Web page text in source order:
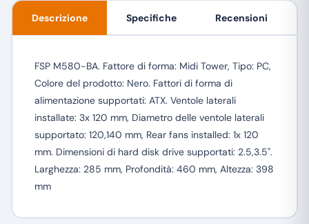
Descrizione Specifiche Recensioni
FSP M580-BA. Fattore di forma: Midi Tower, Tipo: PC,
Colore del prodotto: Nero. Fattori di forma di
alimentazione supportati: ATX. Ventole laterali
installate: 3x 120 mm, Diametro delle ventole laterali
supportato: 120,140 mm, Rear fans installed: 1x 120
mm. Dimensioni di hard disk drive supportati: 2.5,3.5".
Larghezza: 285 mm, Profondità: 460 mm, Altezza: 398
mm